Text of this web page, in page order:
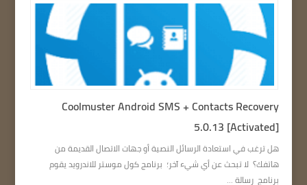
Coolmuster Android SMS + Contacts Recovery
5.0.13 [Activated]
هل ترغب في استعادة الرسائل النصية أو جهات الاتصال القديمة من
هاتفك؟ لا تبحث عن أي شيء آخر؛ برنامج كول موستر للاندرويد يقوم
برنامج رسالة ...